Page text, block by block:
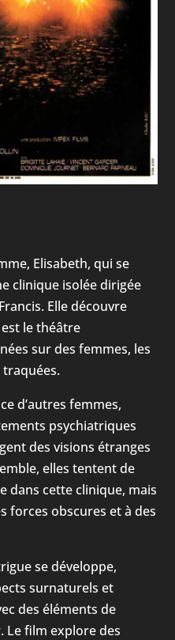
Elisabeth, qui se
clinique isolée dirigée
Elle découvre
le théâtre
sur des femmes, les
d’autres femmes,
psychiatriques
des visions étranges
elles tentent de
dans cette clinique, mais
forces obscures et à des
se développe,
surnaturels et
des éléments de
Le film explore des